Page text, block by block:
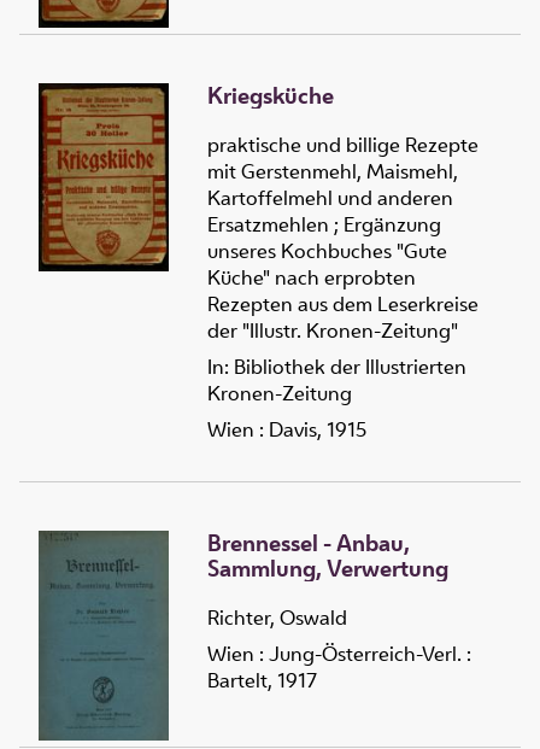
Kriegsküche
praktische und billige Rezepte
mit Gerstenmehl, Maismehl,
Kartoffelmehl und anderen
Ersatzmehlen ; Ergänzung
unseres Kochbuches "Gute
Küche" nach erprobten
Rezepten aus dem Leserkreise
der "Illustr. Kronen-Zeitung"
In: Bibliothek der Illustrierten
Kronen-Zeitung
Wien : Davis, 1915
Brennessel - Anbau,
Sammlung, Verwertung
Richter, Oswald
Wien : Jung-Österreich-Verl. :
Bartelt, 1917